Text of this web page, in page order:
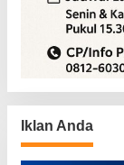
Iklan Anda